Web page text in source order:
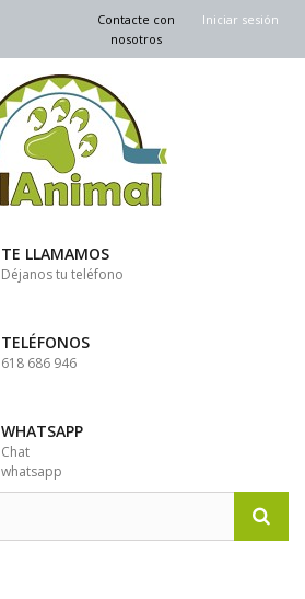
Iniciar sesión
Contacte con
nosotros
TE LLAMAMOS
Déjanos tu teléfono
TELÉFONOS
618 686 946
WHATSAPP
Chat
whatsapp